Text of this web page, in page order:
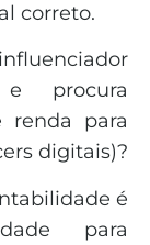
correto.
procura
renda para
digitais)?
é
para